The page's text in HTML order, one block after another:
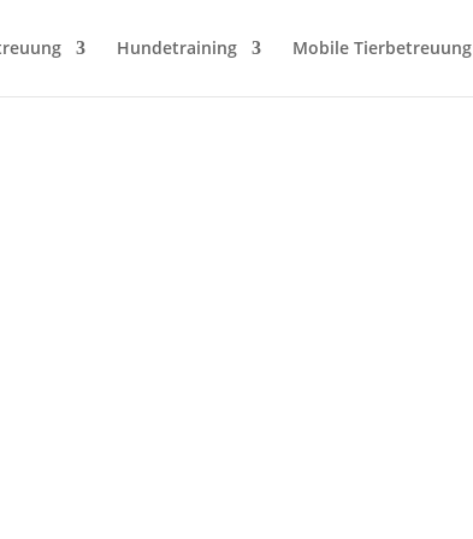
Hundetraining Mobile Tierbetreuung